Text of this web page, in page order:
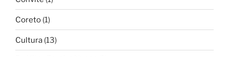
Coreto (1)
Cultura (13)